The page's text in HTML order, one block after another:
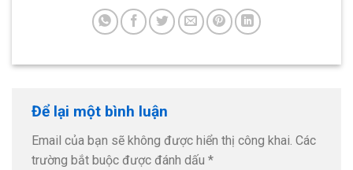
Để lại một bình luận
Email của bạn sẽ không được hiển thị công khai. Các
trường bắt buộc được đánh dấu *